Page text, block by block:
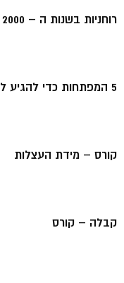
רוחניות בשנות ה – 2000
5 המפתחות כדי להגיע לשלמות
קורס – מידת העצלות
קבלה – קורס